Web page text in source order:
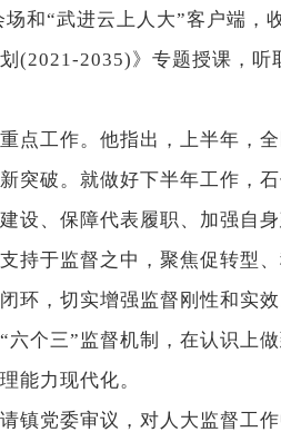
“武进云上人大”客户端，
(2021-2035)》专题授课，
工作。他指出，上半年，
突破。就做好下半年工作，
、保障代表履职、加强自
监督之中，聚焦促转型、
环，切实增强监督刚性和实效
三”监督机制，在认识上做
能力现代化。
镇党委审议，对人大监督工